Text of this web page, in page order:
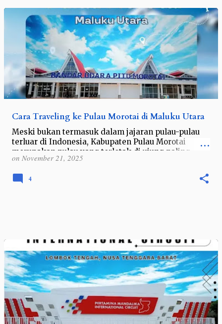
Cara Traveling ke Pulau Morotai di Maluku Utara
Meski bukan termasuk dalam jajaran pulau-pulau
terluar di Indonesia, Kabupaten Pulau Morotai
merupakan pulau yang terletak di ujung paling
utara Indonesia. Kabupaten ini berbatasa…
on November 21, 2025
4